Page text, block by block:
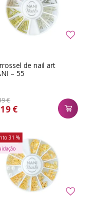
de nail art
– 55
€
€
31 %